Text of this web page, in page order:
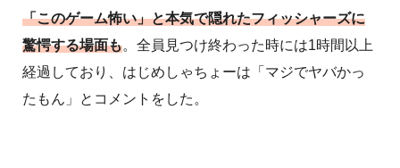
「このゲーム怖い」と本気で隠れたフィッシャーズに
驚愕する場面も。全員見つけ終わった時には1時間以上
経過しており、はじめしゃちょーは「マジでヤバかっ
たもん」とコメントをした。